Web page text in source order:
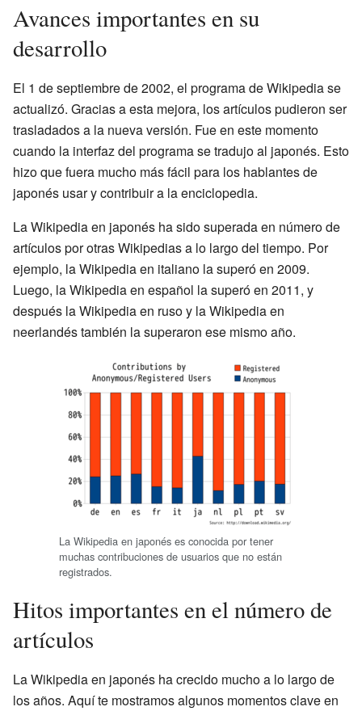
Avances importantes en su
desarrollo
El 1 de septiembre de 2002, el programa de Wikipedia se
actualizó. Gracias a esta mejora, los artículos pudieron ser
trasladados a la nueva versión. Fue en este momento
cuando la interfaz del programa se tradujo al japonés. Esto
hizo que fuera mucho más fácil para los hablantes de
japonés usar y contribuir a la enciclopedia.
La Wikipedia en japonés ha sido superada en número de
artículos por otras Wikipedias a lo largo del tiempo. Por
ejemplo, la Wikipedia en italiano la superó en 2009.
Luego, la Wikipedia en español la superó en 2011, y
después la Wikipedia en ruso y la Wikipedia en
neerlandés también la superaron ese mismo año.
La Wikipedia en japonés es conocida por tener
muchas contribuciones de usuarios que no están
registrados.
Hitos importantes en el número de
artículos
La Wikipedia en japonés ha crecido mucho a lo largo de
los años. Aquí te mostramos algunos momentos clave en